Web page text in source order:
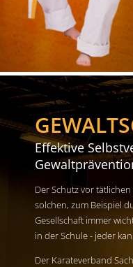
Effektive
Der Schutz vor
solchen, zum Beispiel
Gesellschaft immer
in der Schule - jeder
Der Karateverband